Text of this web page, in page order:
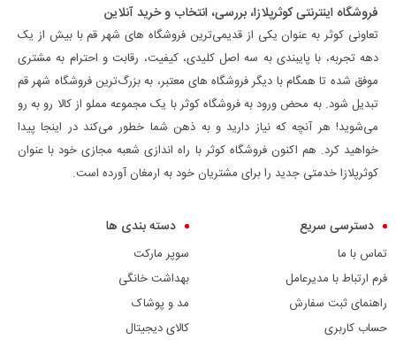
فروشگاه اینترنتی کوثرپلازا، بررسی، انتخاب و خرید آنلاین
تعاونی کوثر به عنوان یکی از قدیمی‌ترین فروشگاه های شهر قم با بیش از یک
دهه تجربه، با پایبندی به سه اصل کلیدی، کیفیت، رقابت و احترام به مشتری
موفق شده تا همگام با دیگر فروشگاه های معتبر، به بزرگ‌ترین فروشگاه شهر قم
تبدیل شود. به محض ورود به فروشگاه کوثر با یک مجموعه مملو از کالا رو به رو
می‌شوید! هر آنچه که نیاز دارید و به ذهن شما خطور می‌کند در اینجا پیدا
خواهید کرد. هم اکنون فروشگاه کوثر با راه اندازی شعبه مجازی خود با عنوان
کوثرپلازا خدمتی جدید را برای مشتریان خود به ارمغان آورده است.
دسترسی سریع
تماس با ما
فرم ارتباط با مدیرعامل
راهنمای ثبت سفارش
حساب کاربری
دسته بندی ها
سوپر مارکت
بهداشت خانگی
مد و پوشاک
کالای دیجیتال